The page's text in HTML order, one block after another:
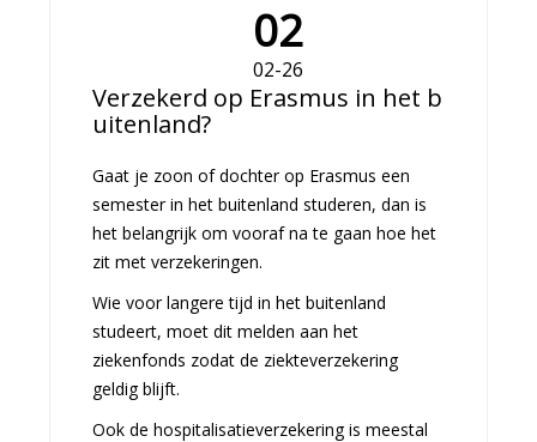
02
02-26
Verzekerd op Erasmus in het b
uitenland?
Gaat je zoon of dochter op Erasmus een
semester in het buitenland studeren, dan is
het belangrijk om vooraf na te gaan hoe het
zit met verzekeringen.
Wie voor langere tijd in het buitenland
studeert, moet dit melden aan het
ziekenfonds zodat de ziekteverzekering
geldig blijft.
Ook de hospitalisatieverzekering is meestal